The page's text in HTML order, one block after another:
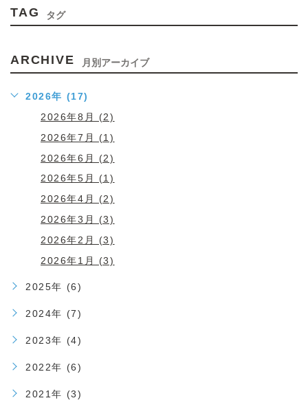
TAG タグ
ARCHIVE 月別アーカイブ
2026年 (17)
2026年8月 (2)
2026年7月 (1)
2026年6月 (2)
2026年5月 (1)
2026年4月 (2)
2026年3月 (3)
2026年2月 (3)
2026年1月 (3)
2025年 (6)
2024年 (7)
2023年 (4)
2022年 (6)
2021年 (3)